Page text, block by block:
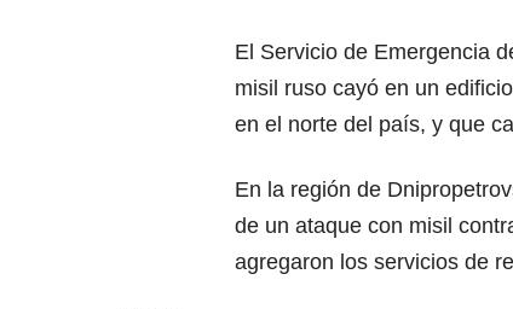
El Servicio de Emergencia
misil ruso cayó en un
en el norte del país, y que
En la región de
de un ataque con misil
agregaron los servicios de